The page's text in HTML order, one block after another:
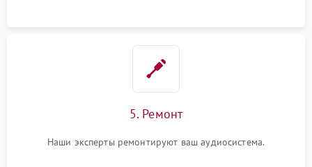
5. Ремонт
Наши эксперты ремонтируют ваш аудиосистема.